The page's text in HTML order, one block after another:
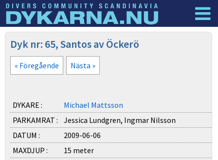
Dyknyheter
Dyk nr: 65, Santos av Öckerö
« Föregående Nästa »
DYKARE :
Michael Mattsson
PARKAMRAT :
Jessica Lundgren, Ingmar Nilsson
DATUM :
2009-06-06
MAXDJUP :
15 meter